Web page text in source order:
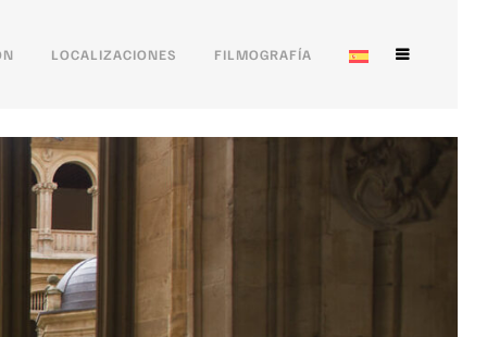
LOCALIZACIONES FILMOGRAFÍA